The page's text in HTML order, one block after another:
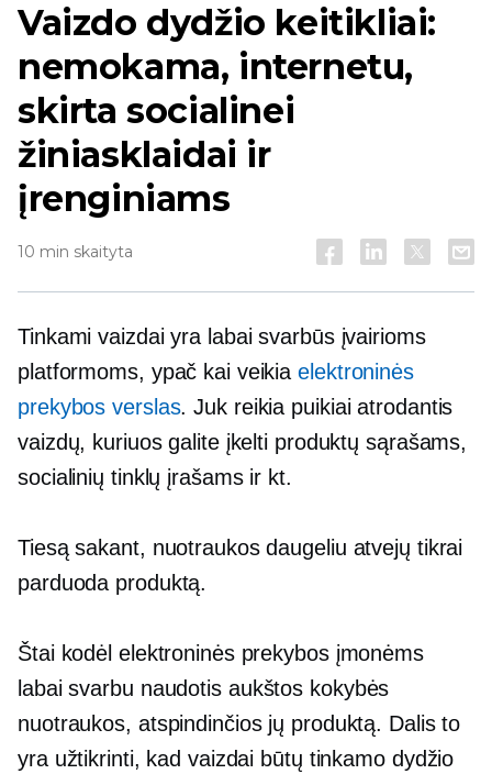
Vaizdo dydžio keitikliai:
nemokama, internetu,
skirta socialinei
žiniasklaidai ir
įrenginiams
10 min skaityta
Tinkami vaizdai yra labai svarbūs įvairioms
platformoms, ypač kai veikiaelektroninės
prekybos verslas. Juk reikia puikiai atrodantis
vaizdų, kuriuos galite įkelti produktų sąrašams,
socialinių tinklų įrašams ir kt.
Tiesą sakant, nuotraukos daugeliu atvejų tikrai
parduoda produktą.
Štai kodėl elektroninės prekybos įmonėms
labai svarbu naudotis aukštos kokybės
nuotraukos, atspindinčios jų produktą. Dalis to
yra užtikrinti, kad vaizdai būtų tinkamo dydžio